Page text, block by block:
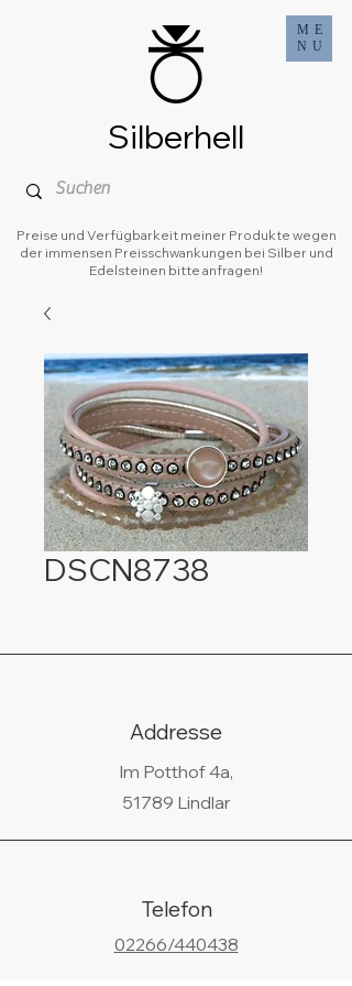
ME
NU
Preise und Verfügbarkeit meiner Produkte wegen
der immensen Preisschwankungen bei Silber und
Edelsteinen bitte anfragen!
Silberhell
DSCN8738
Addresse
Im Potthof 4a,
51789 Lindlar
Telefon
02266/440438